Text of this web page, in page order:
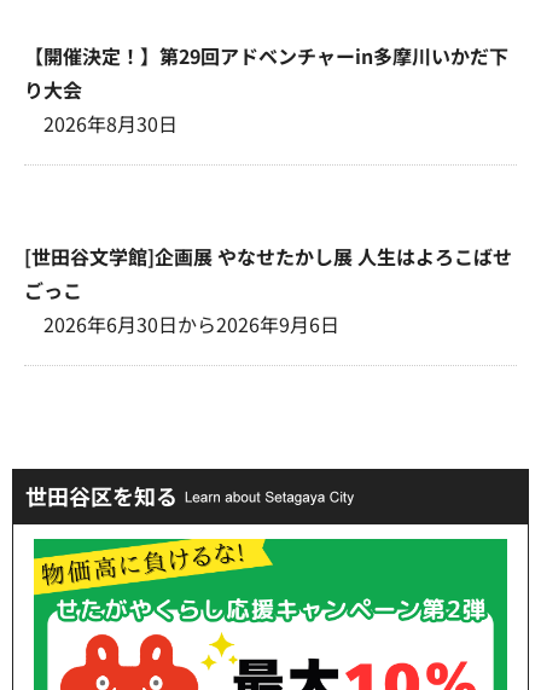
【開催決定！】第29回アドベンチャーin多摩川いかだ下
り大会
2026年8月30日
[世田谷文学館]企画展 やなせたかし展 人生はよろこばせ
ごっこ
2026年6月30日から2026年9月6日
世田谷区を知る